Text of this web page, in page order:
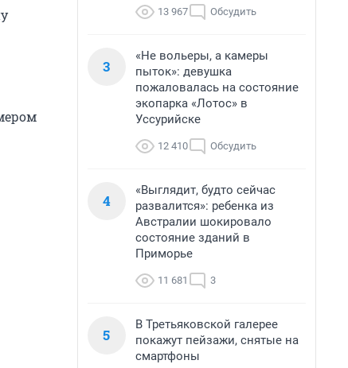
13 967 Обсудить
3
«Не вольеры, а камеры
пыток»: девушка
пожаловалась на состояние
экопарка «Лотос» в
Уссурийске
12 410 Обсудить
4
«Выглядит, будто сейчас
развалится»: ребенка из
Австралии шокировало
состояние зданий в
Приморье
11 681 3
5
В Третьяковской галерее
покажут пейзажи, снятые на
смартфоны